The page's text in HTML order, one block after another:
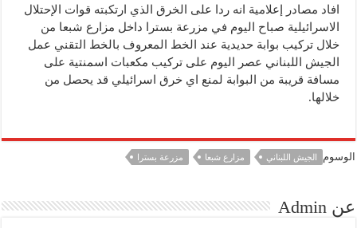
افاد مصادر إعلامية انه ردا على الخرق الذي ارتكبته قوات الإحتلال
الاسرائيلية صباح اليوم في مزرعة بسترا داخل مزارع شبعا من
خلال تركيب بوابة حديدية عند الخط المعروف بالخط التقني عمل
الجيش اللبناني عصر اليوم على تركيب مكعبات اسمنتية على
مسافة قريبة من البوابة لمنع اي خرق اسرائيلي قد يحصل من
خلالها.
الوسوم الجيش اللبناني مزارع شبعا مزرعة بسترا
عن Admin